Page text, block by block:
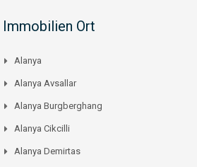
Immobilien Ort
Alanya
Alanya Avsallar
Alanya Burgberghang
Alanya Cikcilli
Alanya Demirtas